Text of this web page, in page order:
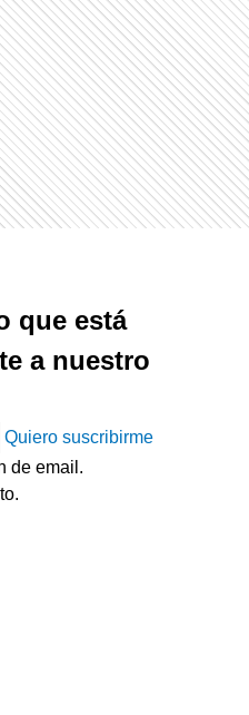
que está
a nuestro
Quiero suscribirme
de email.